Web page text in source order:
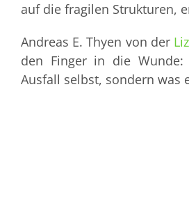
auf die fragilen Strukturen,
Andreas E. Thyen von der
den Finger in die
Ausfall selbst, sondern was